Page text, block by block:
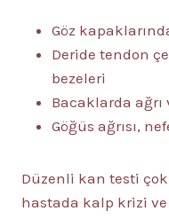
Göz
Deride tendon
bezeleri
Bacaklarda
Göğüs ağrısı,
Düzenli kan testi
hastada kalp krizi ve